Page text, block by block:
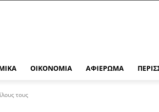
ΟΙΚΟΝΟΜΊΑ ΑΦΙΈΡΩΜΑ
τους